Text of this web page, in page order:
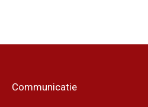
Communicatie